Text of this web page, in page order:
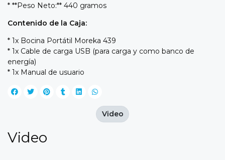
* **Peso Neto:** 440 gramos
Contenido de la Caja:
* 1x Bocina Portátil Moreka 439
* 1x Cable de carga USB (para carga y como banco de
energía)
* 1x Manual de usuario
Video
Video